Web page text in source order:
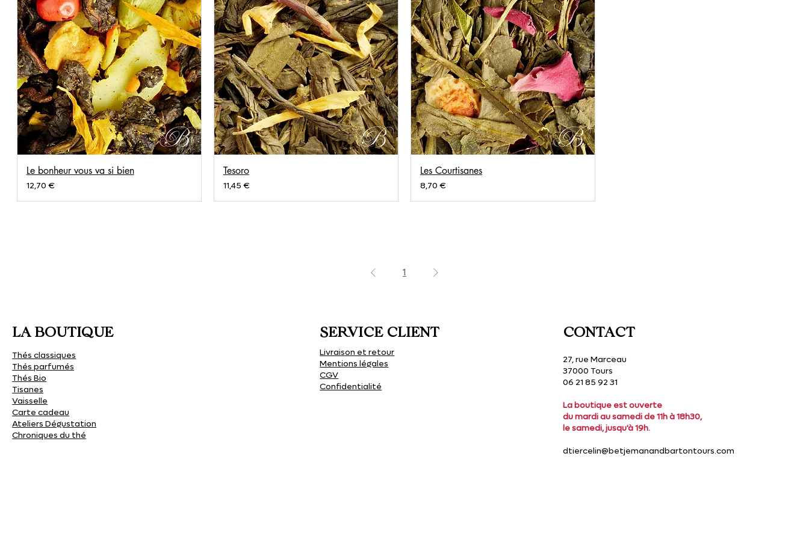
Le bonheur vous va si bien
Prix
12,70 €
Tesoro
Prix
11,45 €
Les Courtisanes
Prix
8,70 €
1
LA BOUTIQUE
Thés classiques
Thés parfumés
Thés Bio
Tisanes
Vaisselle
Carte cadeau
Ateliers Dégustation
Chroniques du thé
SERVICE CLIENT
Livraison et retour
Mentions légales
CGV
Confidentialité
CONTACT
27, rue Marceau
37000 Tours
06 21 85 92 31
La boutique est ouverte
du mardi au samedi de 11h à 18h30,
le samedi, jusqu'à 19h.
dtiercelin@betjemanandbartontours.com